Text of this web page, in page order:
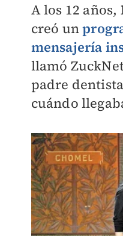
A los 12 años,
creó un
mensajería
llamó
padre
cuándo